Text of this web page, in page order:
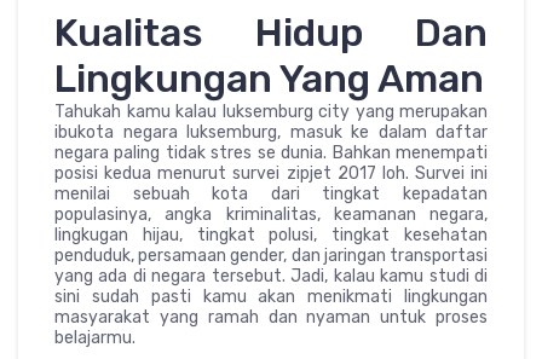
Kualitas Hidup Dan
Lingkungan Yang Aman
Tahukah kamu kalau luksemburg city yang merupakan
ibukota negara luksemburg, masuk ke dalam daftar
negara paling tidak stres se dunia. Bahkan menempati
posisi kedua menurut survei zipjet 2017 loh. Survei ini
menilai sebuah kota dari tingkat kepadatan
populasinya, angka kriminalitas, keamanan negara,
lingkugan hijau, tingkat polusi, tingkat kesehatan
penduduk, persamaan gender, dan jaringan transportasi
yang ada di negara tersebut. Jadi, kalau kamu studi di
sini sudah pasti kamu akan menikmati lingkungan
masyarakat yang ramah dan nyaman untuk proses
belajarmu.